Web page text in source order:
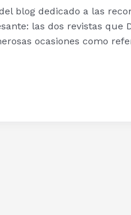
blog dedicado a las
las dos revistas que
ocasiones como